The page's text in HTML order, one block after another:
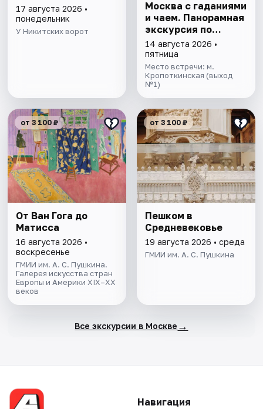
17 августа 2026 •
понедельник
У Никитских ворот
Москва с гаданиями
и чаем. Панорамная
экскурсия по
центру столицы
14 августа 2026 •
пятница
Место встречи: м.
Кропоткинская (выход
№1)
от 3 100 ₽
От Ван Гога до
Матисса
16 августа 2026 •
воскресенье
ГМИИ им. А. С. Пушкина.
Галерея искусства стран
Европы и Америки XIX–XX
веков
от 3 100 ₽
Пешком в
Средневековье
19 августа 2026 • среда
ГМИИ им. А. С. Пушкина
Все экскурсии в Москве →
Навигация